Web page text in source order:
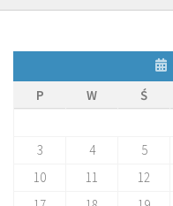
P
W Ś
3
4 5
10
11 12